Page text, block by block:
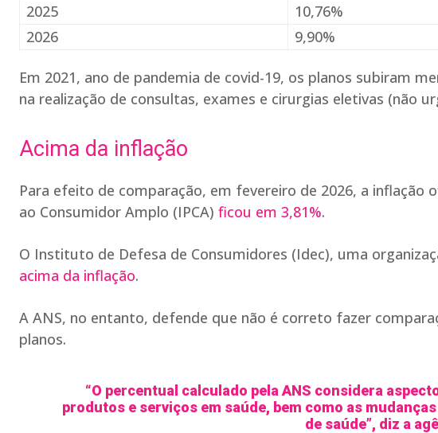
2025
10,76%
2026
9,90%
Em 2021, ano de pandemia de covid-19, os planos subiram
na realização de consultas, exames e cirurgias eletivas (não
Acima da inflação
Para efeito de comparação, em fevereiro de 2026, a inflação
ao Consumidor Amplo (IPCA) ficou em 3,81%.
O Instituto de Defesa de Consumidores (Idec), uma
acima da inflação.
A ANS, no entanto, defende que não é correto fazer
planos.
“O percentual calculado pela ANS considera
produtos e serviços em saúde, bem como as
de saúde”, diz a